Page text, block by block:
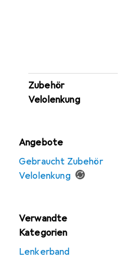
Zubehör
Velolenkung
Angebote
Gebraucht Zubehör
Velolenkung
Verwandte
Kategorien
Lenkerband